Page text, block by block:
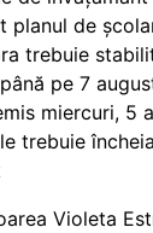
planul de
trebuie
pe 7
miercuri, 5
trebuie
Violeta